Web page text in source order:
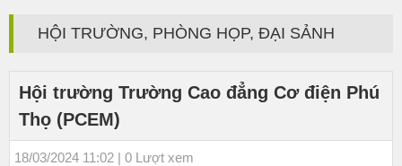
HỘI TRƯỜNG, PHÒNG HỌP, ĐẠI SẢNH
Hội trường Trường Cao đẳng Cơ điện Phú
Thọ (PCEM)
18/03/2024 11:02 | 0 Lượt xem